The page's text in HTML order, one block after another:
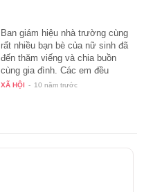
Ban giám hiệu nhà trường cùng
rất nhiều bạn bè của nữ sinh đã
đến thăm viếng và chia buồn
cùng gia đình. Các em đều
nghẹn…
XÃ HỘI - 10 năm trước